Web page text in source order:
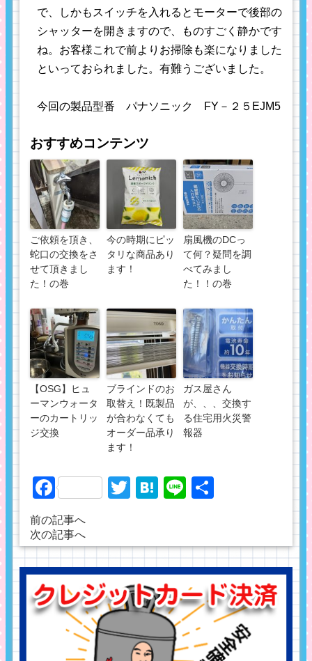
で、しかもスイッチを入れるとモーターで後部の
シャッターを開きますので、ものすごく静かです
ね。お客様これで前よりお掃除も楽になりました
といっておられました。有難うございました。
今回の製品型番 パナソニック FY－２５EJM5
おすすめコンテンツ
ご依頼を頂き、
蛇口の交換をさ
せて頂きまし
た！の巻
今の時期にピッ
タリな商品あり
ます！
扇風機のDCっ
て何？疑問を調
べてみまし
た！！の巻
【OSG】ヒュ
ーマンウォータ
ーのカートリッ
ジ交換
ブラインドのお
取替え！既製品
が合わなくても
オーダー品承り
ます！
ガス屋さん
が、、、交換す
る住宅用火災警
報器
FacebookTwitter
Hatena
Line
前の記事へ
次の記事へ